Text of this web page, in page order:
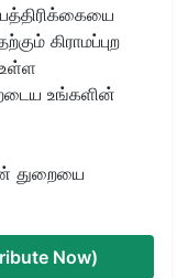
பத்திரிக்கையை
கிராமப்புற
உங்களின்
துறையை
Now)